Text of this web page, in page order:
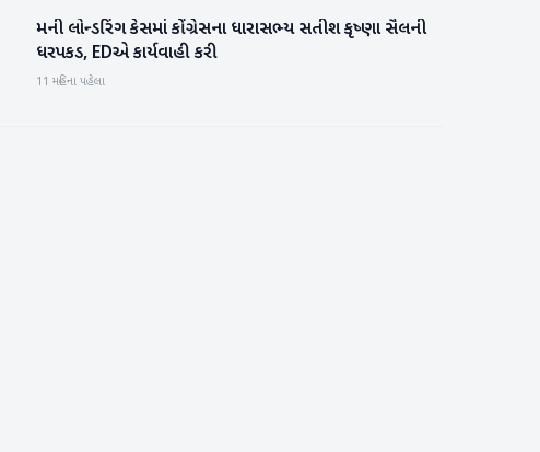
રાજકારણ
મની લોન્ડરિંગ કેસમાં કોંગ્રેસના ધારાસભ્ય સતીશ કૃષ્ણા સૈલની
ધરપકડ, EDએ કાર્યવાહી કરી
11 મહિના પહેલા